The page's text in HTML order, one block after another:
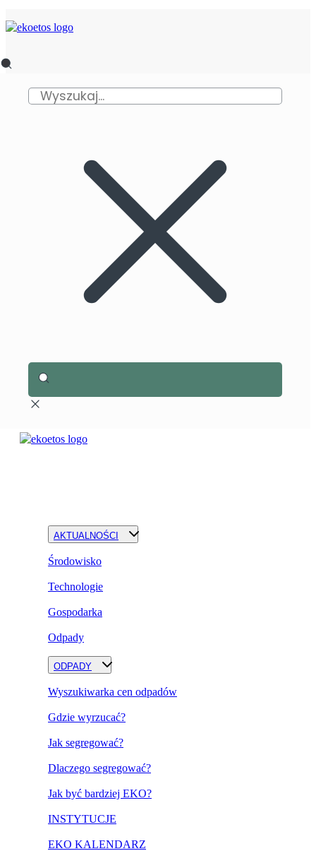
AKTUALNOŚCI
Środowisko
Technologie
Gospodarka
Odpady
ODPADY
Wyszukiwarka cen odpadów
Gdzie wyrzucać?
Jak segregować?
Dlaczego segregować?
Jak być bardziej EKO?
INSTYTUCJE
EKO KALENDARZ